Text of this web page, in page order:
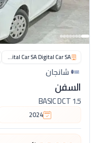
Digital Car SA Digital Car SA
شانجان
السفن
1.5 BASIC DCT
2024